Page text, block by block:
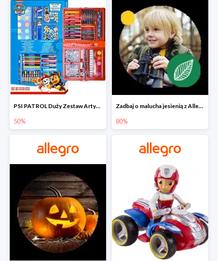
PSI PATROL Duży Zestaw Artystyczny 52 elementy na piąty komplet -50%
50%
Zadbaj o malucha jesienią z Allegro do -80%
80%